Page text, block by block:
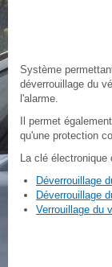
Système
déverrouillage du
l'alarme.
Il permet
qu'une protection
La clé électronique
Déverrouillage
Déverrouillage
Verrouillage du